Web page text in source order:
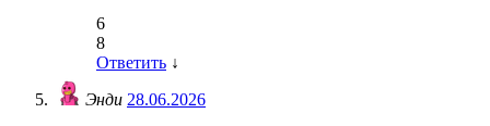
6
8
Ответить ↓
Энди 28.06.2026